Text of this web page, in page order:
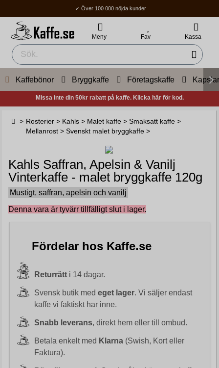
✓ Över 100 000 nöjda kunder
✓ Fri frakt över 400Kr
Meny Fav Kassa
Kaffebönor Bryggkaffe Företagskaffe Kapslar
Missa inte din 50kr rabatt på kaffe. Klicka här för kod.
> Rosterier > Kahls > Malet kaffe >Smaksatt kaffe >
Mellanrost >Svenskt malet bryggkaffe >
Kahls Saffran, Apelsin & Vanilj
Vinterkaffe - malet bryggkaffe 120g
Mustigt, saffran, apelsin och vanilj
Denna vara är tyvärr tillfälligt slut i lager.
Fördelar hos Kaffe.se
Returrätti 14 dagar.
Svensk butik med eget lager. Vi säljer endast
kaffe vi faktiskt har inne.
Snabb leverans, direkt hem eller till ombud.
Betala enkelt med Klarna(Swish, Kort eller
Faktura).